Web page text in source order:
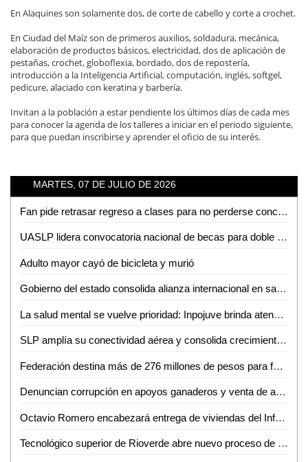
En Alaquines son solamente dos, de corte de cabello y corte a crochet.
En Ciudad del Maíz son de primeros auxilios, soldadura, mecánica,
elaboración de productos básicos, electricidad, dos de aplicación de
pestañas, crochet, globoflexia, bordado, dos de repostería,
introducción a la Inteligencia Artificial, computación, inglés, softgel,
pedicure, alaciado con keratina y barbería.
Invitan a la población a estar pendiente los últimos días de cada mes
para conocer la agenda de los talleres a iniciar en el periodo siguiente,
para que puedan inscribirse y aprender el oficio de su interés.
MARTES, 07 DE JULIO DE 2026
Fan pide retrasar regreso a clases para no perderse concierto de Los Tigres del Norte en la Fenapo
UASLP lidera convocatoria nacional de becas para doble titulación en ingeniería con Francia
Adulto mayor cayó de bicicleta y murió
Gobierno del estado consolida alianza internacional en salud mental
La salud mental se vuelve prioridad: Inpojuve brinda atención psicológica en la Huasteca
SLP amplía su conectividad aérea y consolida crecimiento turistico y económico
Federación destina más de 276 millones de pesos para fortalecer la salud en SLP
Denuncian corrupción en apoyos ganaderos y venta de aretes
Octavio Romero encabezará entrega de viviendas del Infonavit en Ciudad Valles
Tecnológico superior de Rioverde abre nuevo proceso de admisión por alta demanda